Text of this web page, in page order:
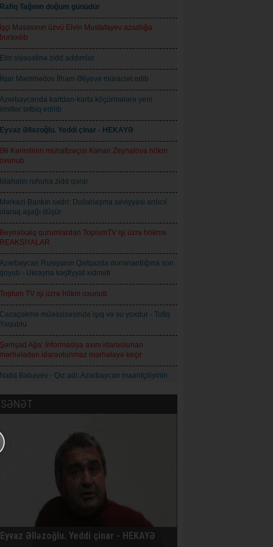
Rafiq Tağının doğum günüdür
İşçi Masasının üzvü Elvin Mustafayev azadlığa
buraxılıb
Elm siyasətinə zidd addımlar
İlqar Məmmədov İlham Əliyevə müraciət edib
Azərbaycanda kartdan-karta köçürmələrə yeni
limitlər tətbiq edilib
Eyvaz Əlləzoğlu. Yeddi çinar - HEKAYƏ
Əli Kərimlinin mühafizəçisi Kənan Zeynalova hökm
oxunub
İslahatın ruhuna zidd qərar
Mərkəzi Bankın sədri: Dollarlaşma səviyyəsi ardıcıl
olaraq aşağı düşür
Beynəlxalq qurumlardan ToplumTV işi üzrə hökmə
REAKSİYALAR
Azərbaycan Rusiyanın Qafqazda dominantlığına son
qoyub - Ukrayna kəşfiyyat xidməti
Toplum TV işi üzrə hökm oxunub
Cəzaçəkmə müəssisəsində işıq və su yoxdur - Tofiq
Yaqublu
Şəmşad Ağa: İnformasiya axını idarəolunan
mərhələdən idarəolunmaz mərhələyə keçir
Natiq Babayev - Qız adı: Azərbaycan maarifçiliyinin
Qoderzi Çoxeli. İntizar - Hekayə
qəbul edib
Prokuror Anar Məmmədliyə 14, Anar Abdullaya isə
AXCP daha bir üzvünün saxlandığını bildirir
İqor Skibyuk Ukrayna baş qərargah rəisi təyin
Nikaraqua prezidenti Daniel Orteqa: Ölkədə daha
SƏNƏT
Eyvaz Əlləzoğlu. Yeddi çinar - HEKAYƏ